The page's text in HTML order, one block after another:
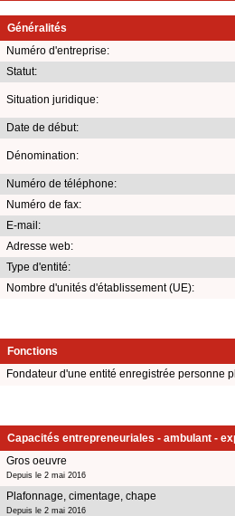
Généralités
Numéro d'entreprise:
Statut:
Situation juridique:
Date de début:
Dénomination:
Numéro de téléphone:
Numéro de fax:
E-mail:
Adresse web:
Type d'entité:
Nombre d'unités d'établissement (UE):
Fonctions
Fondateur d'une entité enregistrée personne
Capacités entrepreneuriales - ambulant -
Gros oeuvre
Depuis le 2 mai 2016
Plafonnage, cimentage, chape
Depuis le 2 mai 2016